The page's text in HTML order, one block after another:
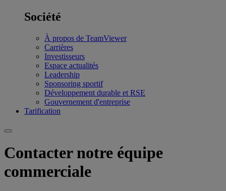
Société
À propos de TeamViewer
Carrières
Investisseurs
Espace actualités
Leadership
Sponsoring sportif
Développement durable et RSE
Gouvernement d'entreprise
Tarification
Contacter notre équipe
commerciale